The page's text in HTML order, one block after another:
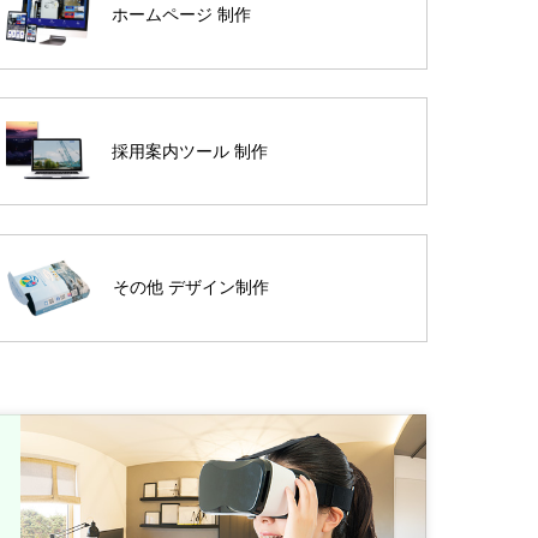
ホームページ 制作
採用案内ツール 制作
その他 デザイン制作